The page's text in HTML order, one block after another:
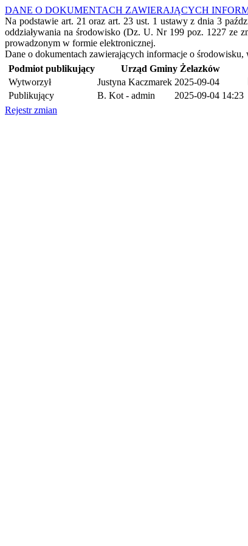
DANE O DOKUMENTACH ZAWIERAJĄCYCH
Na podstawie art. 21 oraz art. 23 ust. 1 ustawy z dnia 3
oddziaływania na środowisko (Dz. U. Nr 199 poz. 1227 ze
prowadzonym w formie elektronicznej.
Dane o dokumentach zawierających informacje o
Podmiot publikujący
Urząd Gminy Żelazków
Wytworzył
Justyna Kaczmarek 2025-09-04
Publikujący
B. Kot - admin
2025-09-04 14:23
Rejestr zmian